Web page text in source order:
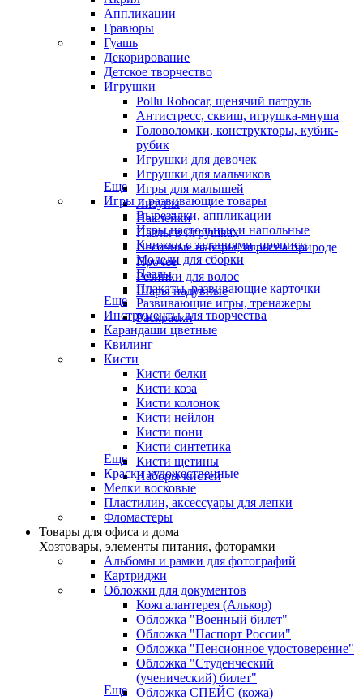
Аппликации
Гравюры
Гуашь
Декорирование
Детское творчество
Игрушки
Pollu Robocar, щенячий патруль
Антистресс, сквиш, игрушка-мнуша
Головоломки, конструкторы, кубик-
рубик
Игрушки для девочек
Игрушки для мальчиков
Игры для малышей
Лизуны
Наклейки
Пазлы в игрушках
Песочные наборы, игры на природе
Прочее
Резинки для волос
Шары надувные
Еще
Игры и развивающие товары
Вырезалки, аппликации
Игры настольные и напольные
Книжки с заданиями, прописи
Модели для сборки
Пазлы
Плакаты, развивающие карточки
Развивающие игры, тренажеры
Раскраски
Еще
Инструменты для творчества
Карандаши цветные
Квилинг
Кисти
Кисти белки
Кисти коза
Кисти колонок
Кисти нейлон
Кисти пони
Кисти синтетика
Кисти щетины
Наборы кистей
Еще
Краски художественные
Мелки восковые
Пластилин, аксессуары для лепки
Фломастеры
Товары для офиса и дома
Хозтовары, элементы питания, фоторамки
Альбомы и рамки для фотографий
Картриджи
Обложки для документов
Кожгалантерея (Алькор)
Обложка "Военный билет"
Обложка "Паспорт России"
Обложка "Пенсионное удостоверение"
Обложка "Студенческий
(ученический) билет"
Обложка СПЕЙС (кожа)
Еще